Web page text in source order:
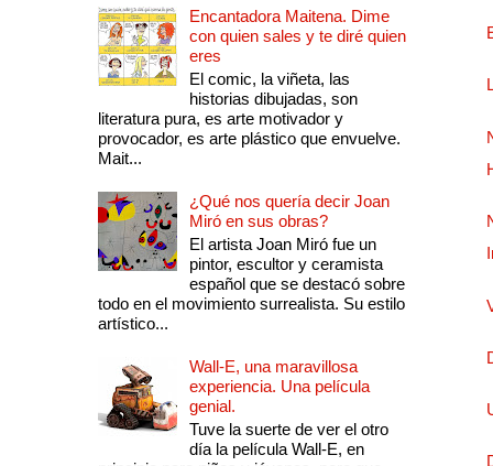
Encantadora Maitena. Dime
con quien sales y te diré quien
eres
El comic, la viñeta, las
historias dibujadas, son
literatura pura, es arte motivador y
provocador, es arte plástico que envuelve.
Mait...
¿Qué nos quería decir Joan
Miró en sus obras?
El artista Joan Miró fue un
pintor, escultor y ceramista
español que se destacó sobre
todo en el movimiento surrealista. Su estilo
artístico...
Wall-E, una maravillosa
experiencia. Una película
genial.
Tuve la suerte de ver el otro
día la película Wall-E, en